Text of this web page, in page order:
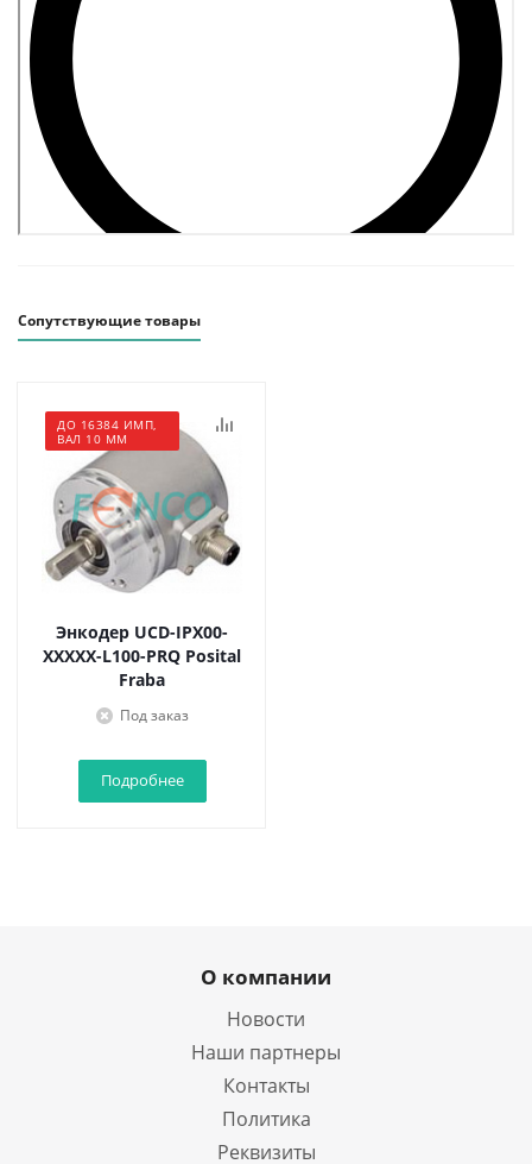
Сопутствующие товары
ДО 16384 ИМП,
ВАЛ 10 ММ
Энкодер UCD-IPX00-
XXXXX-L100-PRQ Posital
Fraba
Под заказ
Подробнее
О компании
Новости
Наши партнеры
Контакты
Политика
Реквизиты